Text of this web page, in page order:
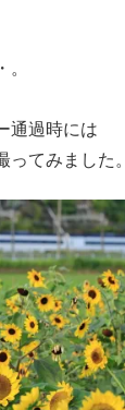
通過時には
てみました。